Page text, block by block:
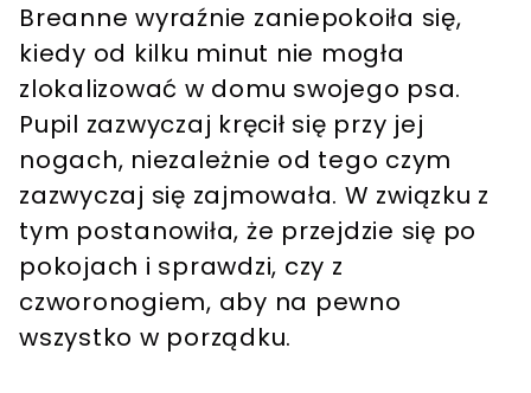
Breanne wyraźnie zaniepokoiła się,
kiedy od kilku minut nie mogła
zlokalizować w domu swojego psa.
Pupil zazwyczaj kręcił się przy jej
nogach, niezależnie od tego czym
zazwyczaj się zajmowała. W związku z
tym postanowiła, że przejdzie się po
pokojach i sprawdzi, czy z
czworonogiem, aby na pewno
wszystko w porządku.